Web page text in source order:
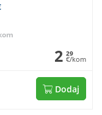
2 29
€/kom
Dodaj